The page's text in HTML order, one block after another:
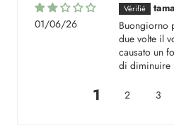
01/06/26
Buongiorno
due volte il
causato un
di diminuire
1 2 3